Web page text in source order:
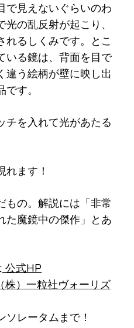
で見えないぐらいのわ
の乱反射が起こり、
れるしくみです。とこ
いる鏡は、背面を目で
違う絵柄が壁に映し出
す。
チを入れて光があたる
れます！
もの。解説には「非常
た魔鏡中の傑作」とあ
公式HP
（株）一粒社ヴォーリズ
レータムまで！